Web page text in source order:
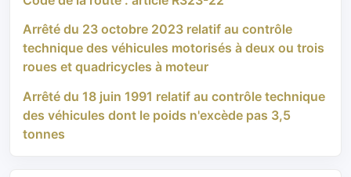
Arrêté du 23 octobre 2023 relatif au contrôle
technique des véhicules motorisés à deux ou trois
roues et quadricycles à moteur
Arrêté du 18 juin 1991 relatif au contrôle technique
des véhicules dont le poids n'excède pas 3,5
tonnes